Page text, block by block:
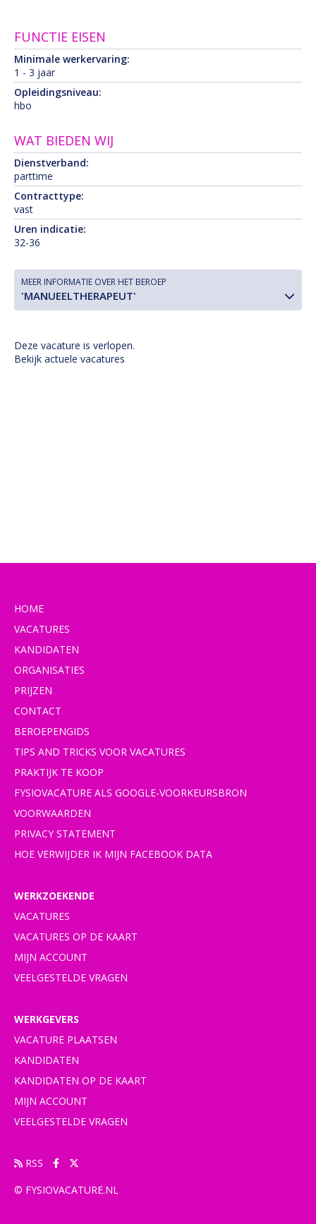
FUNCTIE EISEN
Minimale werkervaring:
1 - 3 jaar
Opleidingsniveau:
hbo
WAT BIEDEN WIJ
Dienstverband:
parttime
Contracttype:
vast
Uren indicatie:
32-36
MEER INFORMATIE OVER HET BEROEP
'MANUEELTHERAPEUT'
Deze vacature is verlopen.
Bekijk actuele vacatures
HOME
VACATURES
KANDIDATEN
ORGANISATIES
PRIJZEN
CONTACT
BEROEPENGIDS
TIPS AND TRICKS VOOR VACATURES
PRAKTIJK TE KOOP
FYSIOVACATURE ALS GOOGLE-VOORKEURSBRON
VOORWAARDEN
PRIVACY STATEMENT
HOE VERWIJDER IK MIJN FACEBOOK DATA
WERKZOEKENDE
VACATURES
VACATURES OP DE KAART
MIJN ACCOUNT
VEELGESTELDE VRAGEN
WERKGEVERS
VACATURE PLAATSEN
KANDIDATEN
KANDIDATEN OP DE KAART
MIJN ACCOUNT
VEELGESTELDE VRAGEN
RSS
© FYSIOVACATURE.NL